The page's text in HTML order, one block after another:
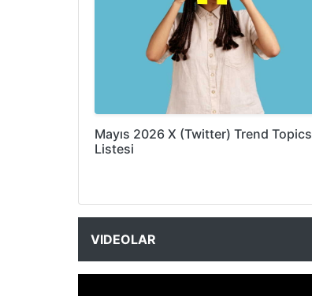
Mayıs 2026 X (Twitter) Trend Topics
Listesi
VIDEOLAR